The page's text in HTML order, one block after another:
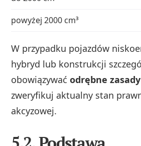
powyżej 2000 cm³
W przypadku pojazdów
hybryd lub konstrukcji
obowiązywaćodrębne zasady
zweryfikuj aktualny stan
akcyzowej.